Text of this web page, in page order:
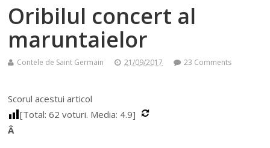
Oribilul concert al
maruntaielor
Contele de Saint Germain 21/09/2017 23 Comments
Scorul acestui articol
[Total:62 voturi. Media: 4.9]
Â